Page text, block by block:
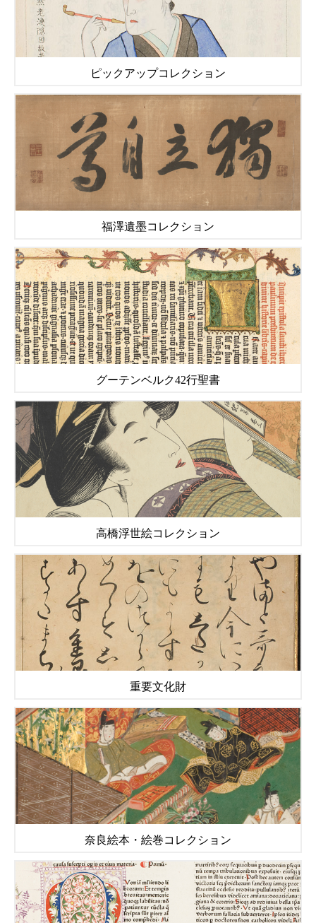
ピックアップコレクション
福澤遺墨コレクション
グーテンベルク42行聖書
高橋浮世絵コレクション
重要文化財
奈良絵本・絵巻コレクション